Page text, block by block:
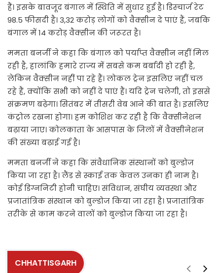
हैं। इसके बावजूद बंगाल में स्थिति में सुधार हुई है। डिस्चार्ज रेट
98.5 फीसदी है। 3,32 करोड़ लोगों को वैक्सीन दे पाएं हैं, जबकि
बंगाल में 14 करोड़ वैक्सीन की जरूरत है।
ममता बनर्जी ने कहा कि बंगाल को पर्याप्त वैक्सीन नहीं मिल
रही है, हालांकि हमारे राज्य में सबसे कम बर्बादी हो रही है,
लेकिन वैक्सीन नहीं पा रहे हैं। लोकल ट्रेन इसलिए नहीं चल
रहे हैं, क्योंकि सभी को नहीं दे पाएं हैं। यदि ट्रेन चलेगी, तो इससे
संक्रमण बढ़ेगा। सितंबर में तीसरी वेब आने की बात है। इसलिए
कंट्रोल रखना होगा। हम कोशिश कर रही है कि वैक्सीनेशन
बढ़ाया जाए। कोलकाता के आसपास के जिलों में वैक्सीनेशन
की संख्या बढ़ाई गई है।
ममता बनर्जी ने कहा कि संवैधानिक संस्थानों को बुल्डोज
किया जा रहा है। लैंड से स्काई तक केवल उनका ही नाम है।
कोई डिग्ननिटी होनी चाहिए। संविधान, संघीय व्यवस्था और
प्रजातांत्रिक संस्थान को बुल्डोज किया जा रहा है। प्रजातांत्रिक
तरीके से काम करने वालों को बुल्डोज किया जा रहा है।
CHHATTISGARH